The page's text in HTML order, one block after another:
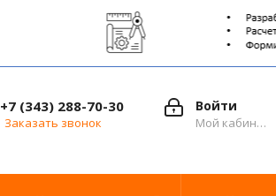
Войти
Мой кабинет
+7 (343) 288-70-30
Заказать звонок